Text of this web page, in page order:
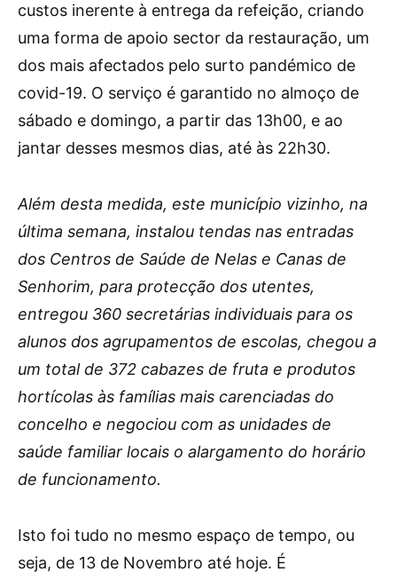
custos inerente à entrega da refeição, criando
uma forma de apoio sector da restauração, um
dos mais afectados pelo surto pandémico de
covid-19. O serviço é garantido no almoço de
sábado e domingo, a partir das 13h00, e ao
jantar desses mesmos dias, até às 22h30.
Além desta medida, este município vizinho, na
última semana, instalou tendas nas entradas
dos Centros de Saúde de Nelas e Canas de
Senhorim, para protecção dos utentes,
entregou 360 secretárias individuais para os
alunos dos agrupamentos de escolas, chegou a
um total de 372 cabazes de fruta e produtos
hortícolas às famílias mais carenciadas do
concelho e negociou com as unidades de
saúde familiar locais o alargamento do horário
de funcionamento.
Isto foi tudo no mesmo espaço de tempo, ou
seja, de 13 de Novembro até hoje. É